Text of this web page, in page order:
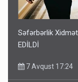
Səfərbərlik
EDİLDİ
7 Avqust 17:24